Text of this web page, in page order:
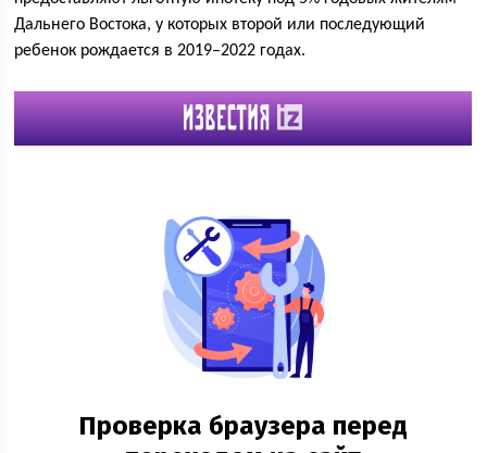
Дальнего Востока, у которых второй или последующий
ребенок рождается в 2019–2022 годах.